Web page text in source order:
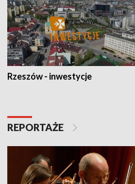
Rzeszów - inwestycje
REPORTAŻE